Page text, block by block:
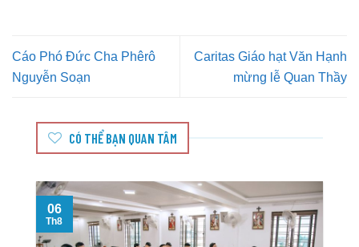
Cáo Phó Đức Cha Phêrô
Nguyễn Soạn
Caritas Giáo hạt Văn Hạnh
mừng lễ Quan Thầy
CÓ THỂ BẠN QUAN TÂM
06
Th8